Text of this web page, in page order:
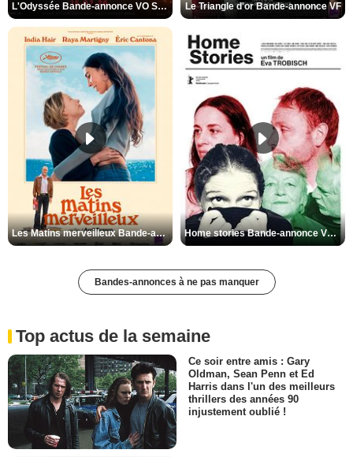
L'Odyssée Bande-annonce VO STFR Le Triangle d'or Bande-annonce VF
Les Matins merveilleux Bande-annonce VF Home stories Bande-annonce VO STFR
Bandes-annonces à ne pas manquer
Top actus de la semaine
Ce soir entre amis : Gary
Oldman, Sean Penn et Ed
Harris dans l'un des meilleurs
thrillers des années 90
injustement oublié !